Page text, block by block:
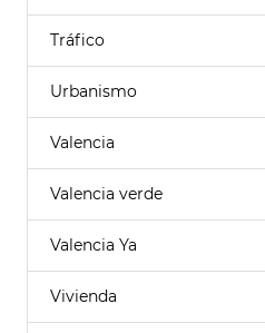
Tráfico
Urbanismo
Valencia
Valencia verde
Valencia Ya
Vivienda